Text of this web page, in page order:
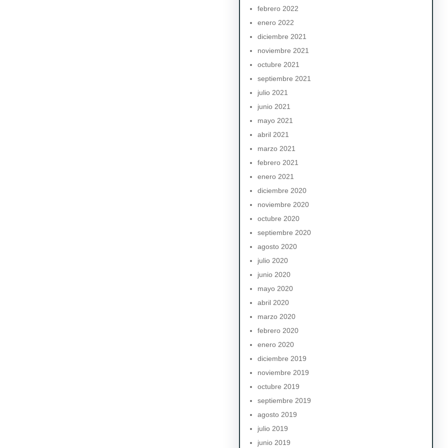
febrero 2022
enero 2022
diciembre 2021
noviembre 2021
octubre 2021
septiembre 2021
julio 2021
junio 2021
mayo 2021
abril 2021
marzo 2021
febrero 2021
enero 2021
diciembre 2020
noviembre 2020
octubre 2020
septiembre 2020
agosto 2020
julio 2020
junio 2020
mayo 2020
abril 2020
marzo 2020
febrero 2020
enero 2020
diciembre 2019
noviembre 2019
octubre 2019
septiembre 2019
agosto 2019
julio 2019
junio 2019